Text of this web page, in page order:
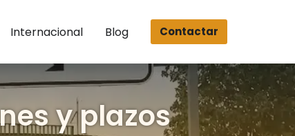
Internacional Blog Contactar
y plazos